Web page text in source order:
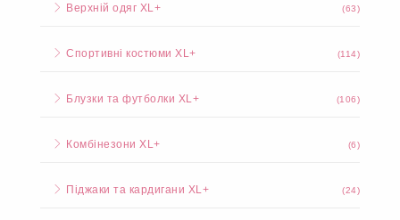
Верхній одяг XL+ (63)
Спортивні костюми XL+ (114)
Блузки та футболки XL+ (106)
Комбінезони XL+ (6)
Піджаки та кардигани XL+ (24)